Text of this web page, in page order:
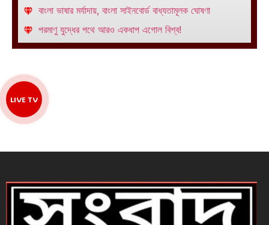
বাংলা ভাষার মর্যাদায়, বাংলা সাইনবোর্ড বাধ্যতামূলক ঘোষণা
পরমাণু যুদ্ধের পথে আরও একধাপ এগোল বিশ্ব!
LIVE TV